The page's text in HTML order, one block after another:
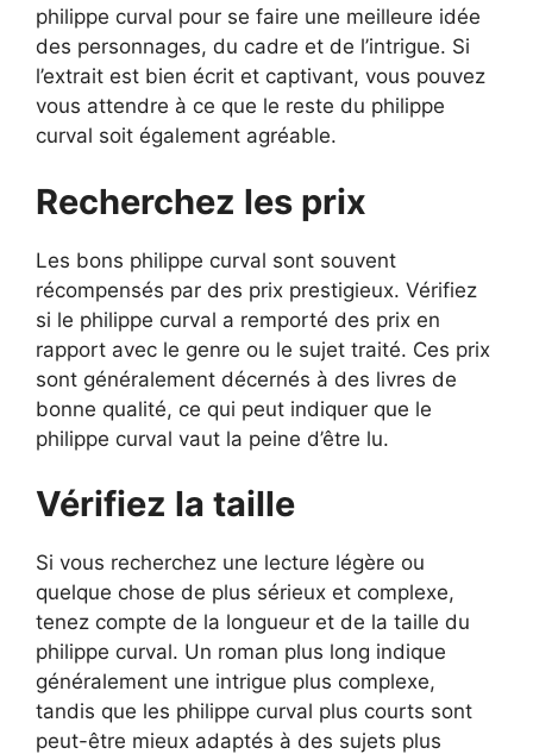
philippe curval pour se faire une meilleure idée
des personnages, du cadre et de l’intrigue. Si
l’extrait est bien écrit et captivant, vous pouvez
vous attendre à ce que le reste du philippe
curval soit également agréable.
Recherchez les prix
Les bons philippe curval sont souvent
récompensés par des prix prestigieux. Vérifiez
si le philippe curval a remporté des prix en
rapport avec le genre ou le sujet traité. Ces prix
sont généralement décernés à des livres de
bonne qualité, ce qui peut indiquer que le
philippe curval vaut la peine d’être lu.
Vérifiez la taille
Si vous recherchez une lecture légère ou
quelque chose de plus sérieux et complexe,
tenez compte de la longueur et de la taille du
philippe curval. Un roman plus long indique
généralement une intrigue plus complexe,
tandis que les philippe curval plus courts sont
peut-être mieux adaptés à des sujets plus